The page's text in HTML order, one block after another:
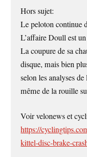
Hors sujet:
Le peloton continue
L’affaire Doull est
La coupure de sa
disque, mais bien
selon les analyses
même de la rouille
Voir velonews et
https://
kittel-disc-brake-